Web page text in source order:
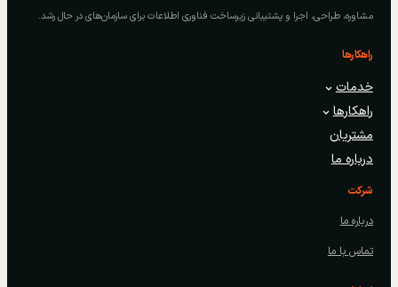
مشاوره، طراحی، اجرا و پشتیبانی زیرساخت فناوری اطلاعات برای سازمان‌های در حال رشد.
راهکارها
خدمات
راهکارها
مشتریان
درباره ما
شرکت
درباره ما
تماس با ما